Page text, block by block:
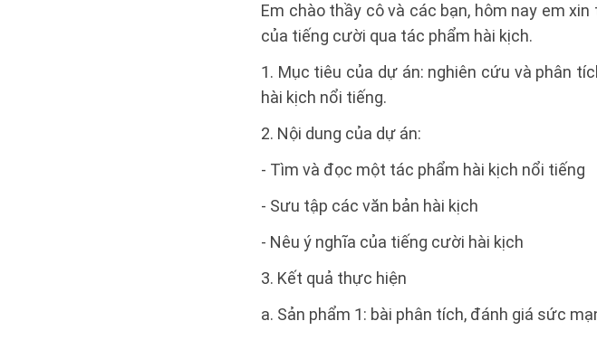
Em chào thầy cô và các bạn, hôm nay em
của tiếng cười qua tác phẩm hài kịch.
1. Mục tiêu của dự án: nghiên cứu và phân
hài kịch nổi tiếng.
2. Nội dung của dự án:
- Tìm và đọc một tác phẩm hài kịch nổi tiếng
- Sưu tập các văn bản hài kịch
- Nêu ý nghĩa của tiếng cười hài kịch
3. Kết quả thực hiện
a. Sản phẩm 1: bài phân tích, đánh giá sức